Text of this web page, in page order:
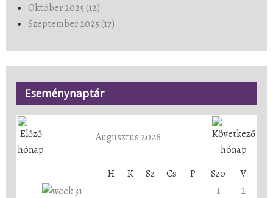
Október 2025 (12)
Szeptember 2025 (17)
Eseménynaptár
Augusztus 2026
H K Sz Cs P Szo
V
1
2